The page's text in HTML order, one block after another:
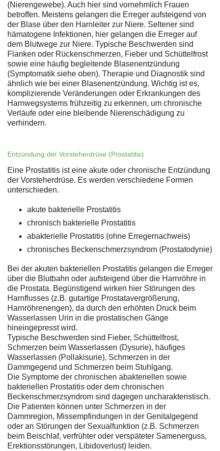
(Nierengewebe). Auch hier sind vornehmlich Frauen
betroffen. Meistens gelangen die Erreger aufsteigend von
der Blase über den Harnleiter zur Niere. Seltener sind
hämatogene Infektionen, hier gelangen die Erreger auf
dem Blutwege zur Niere. Typische Beschwerden sind
Flanken oder Rückenschmerzen, Fieber und Schüttelfrost
sowie eine häufig begleitende Blasenentzündung
(Symptomatik siehe oben). Therapie und Diagnostik sind
ähnlich wie bei einer Blasenentzündung. Wichtig ist es,
komplizierende Veränderungen oder Erkrankungen des
Harnwegsystems frühzeitig zu erkennen, um chronische
Verläufe oder eine bleibende Nierenschädigung zu
verhindern.
Entzündung der Vorsteherdrüse (Prostatitis)
Eine Prostatitis ist eine akute oder chronische Entzündung
der Vorsteherdrüse. Es werden verschiedene Formen
unterschieden.
akute bakterielle Prostatitis
chronisch bakterielle Prostatitis
abakterielle Prostatitis (ohne Erregernachweis)
chronisches Beckenschmerzsyndrom (Prostatodynie)
Bei der akuten bakteriellen Prostatitis gelangen die Erreger
über die Blutbahn oder aufsteigend über die Harnröhre in
die Prostata. Begünstigend wirken hier Störungen des
Harnflusses (z.B. gutartige Prostatavergrößerung,
Harnröhrenengen), da durch den erhöhten Druck beim
Wasserlassen Urin in die prostatischen Gänge
hineingepresst wird.
Typische Beschwerden sind Fieber, Schüttelfrost,
Schmerzen beim Wasserlassen (Dysurie), häufiges
Wasserlassen (Pollakisurie), Schmerzen in der
Dammgegend und Schmerzen beim Stuhlgang.
Die Symptome der chronischen abakteriellen sowie
bakteriellen Prostatitis oder dem chronischen
Beckenschmerzsyndrom sind dagegen uncharakteristisch.
Die Patienten können unter Schmerzen in der
Dammregion, Missempfindungen in der Genitalgegend
oder an Störungen der Sexualfunktion (z.B. Schmerzen
beim Beischlaf, verfrühter oder verspäteter Samenerguss,
Erektionsstörungen, Libidoverlust) leiden.